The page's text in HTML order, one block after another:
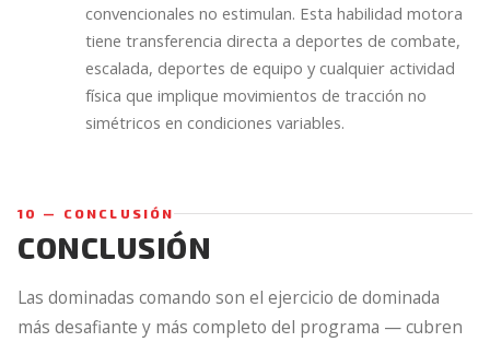
convencionales no estimulan. Esta habilidad motora
tiene transferencia directa a deportes de combate,
escalada, deportes de equipo y cualquier actividad
física que implique movimientos de tracción no
simétricos en condiciones variables.
10 — CONCLUSIÓN
CONCLUSIÓN
Las dominadas comando son el ejercicio de dominada
más desafiante y más completo del programa — cubren